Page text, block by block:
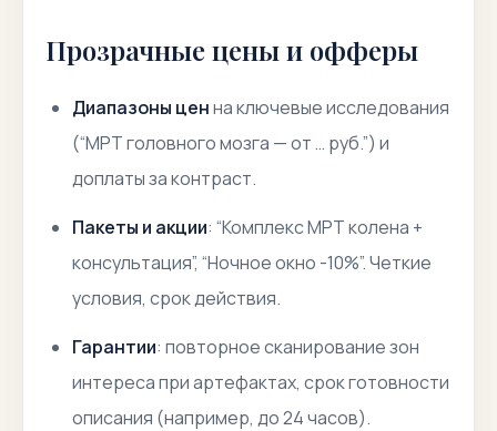
Прозрачные цены и офферы
Диапазоны ценна ключевые исследования
(“МРТ головного мозга — от … руб.”) и
доплаты за контраст.
Пакеты и акции: “Комплекс МРТ колена +
консультация”, “Ночное окно -10%”. Четкие
условия, срок действия.
Гарантии: повторное сканирование зон
интереса при артефактах, срок готовности
описания (например, до 24 часов).